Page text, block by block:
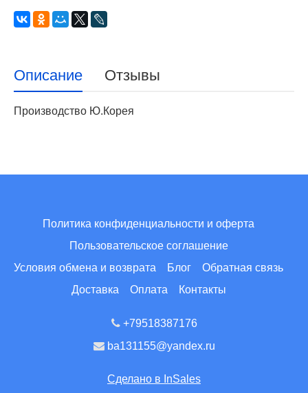
Описание Отзывы
Производство Ю.Корея
Политика конфиденциальности и оферта
Пользовательское соглашение
Условия обмена и возврата
Блог
Обратная связь
Доставка
Оплата Контакты
+79518387176
ba131155@yandex.ru
Сделано в InSales